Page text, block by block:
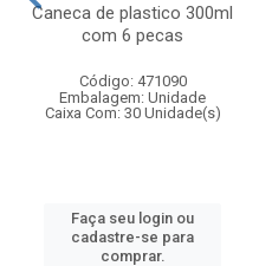
Caneca de plastico 300ml
com 6 pecas
Código: 471090
Embalagem: Unidade
Caixa Com: 30 Unidade(s)
Faça seu login ou
cadastre-se para
comprar.